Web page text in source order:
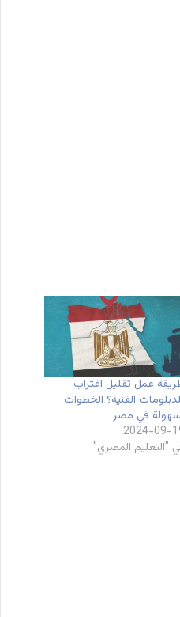
عمل تقليل اغتراب
الفنية؟ الخطوات
في مصر
2024-09-
"التعليم المصري"